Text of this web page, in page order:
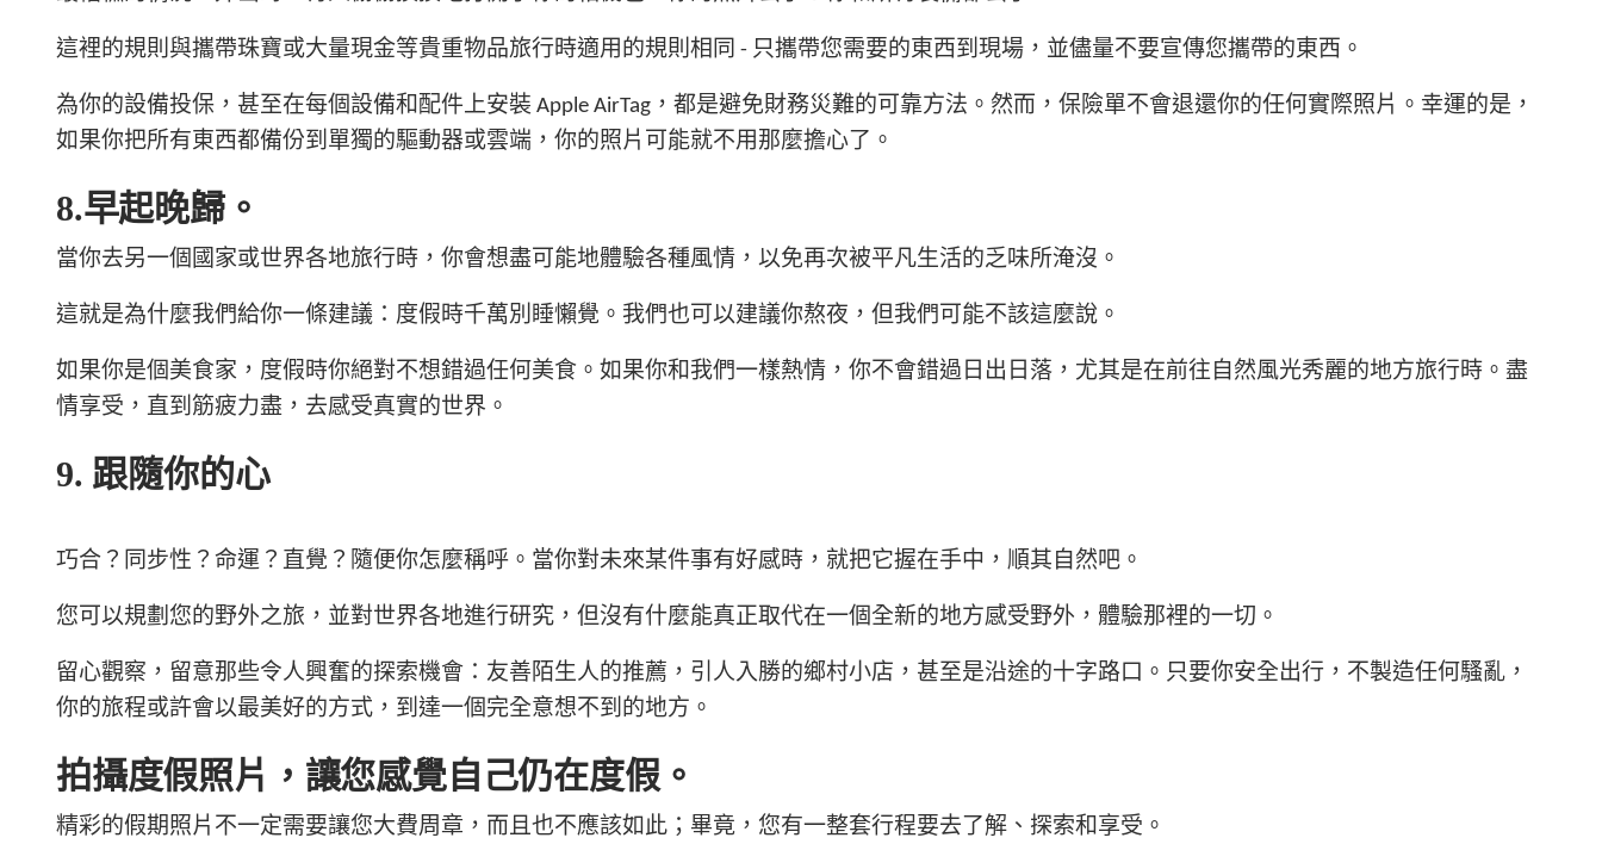
這裡的規則與攜帶珠寶或大量現金等貴重物品旅行時適用的規則相同 - 只攜帶您需要的東西到現場，並儘量不要宣傳您攜帶的東西。
為你的設備投保，甚至在每個設備和配件上安裝 Apple AirTag，都是避免財務災難的可靠方法。然而，保險單不會退還你的任何實際照片。幸運的是，
如果你把所有東西都備份到單獨的驅動器或雲端，你的照片可能就不用那麼擔心了。
8.早起晚歸。
當你去另一個國家或世界各地旅行時，你會想盡可能地體驗各種風情，以免再次被平凡生活的乏味所淹沒。
這就是為什麼我們給你一條建議：度假時千萬別睡懶覺。我們也可以建議你熬夜，但我們可能不該這麼說。
如果你是個美食家，度假時你絕對不想錯過任何美食。如果你和我們一樣熱情，你不會錯過日出日落，尤其是在前往自然風光秀麗的地方旅行時。盡
情享受，直到筋疲力盡，去感受真實的世界。
9. 跟隨你的心
巧合？同步性？命運？直覺？隨便你怎麼稱呼。當你對未來某件事有好感時，就把它握在手中，順其自然吧。
您可以規劃您的野外之旅，並對世界各地進行研究，但沒有什麼能真正取代在一個全新的地方感受野外，體驗那裡的一切。
留心觀察，留意那些令人興奮的探索機會：友善陌生人的推薦，引人入勝的鄉村小店，甚至是沿途的十字路口。只要你安全出行，不製造任何騷亂，
你的旅程或許會以最美好的方式，到達一個完全意想不到的地方。
拍攝度假照片，讓您感覺自己仍在度假。
精彩的假期照片不一定需要讓您大費周章，而且也不應該如此；畢竟，您有一整套行程要去了解、探索和享受。